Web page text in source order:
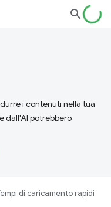
i contenuti nella tua
dall'AI potrebbero
di caricamento rapidi